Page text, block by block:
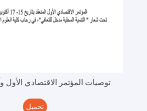
توصيات المؤتمر الاقتصادي الأول
تحميل